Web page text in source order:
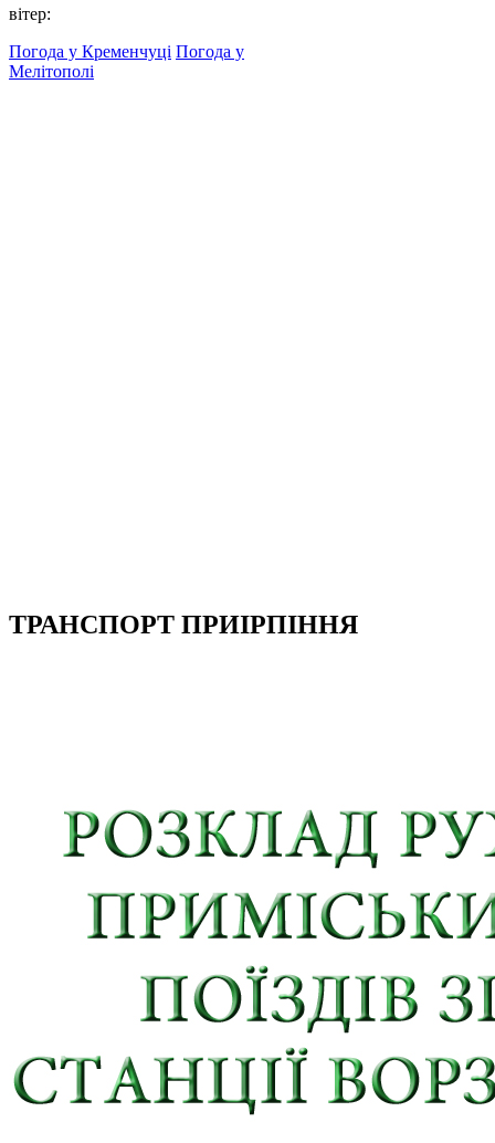
вітер:
Погода у Кременчуці Погода у
Мелітополі
ТРАНСПОРТ ПРИІРПІННЯ